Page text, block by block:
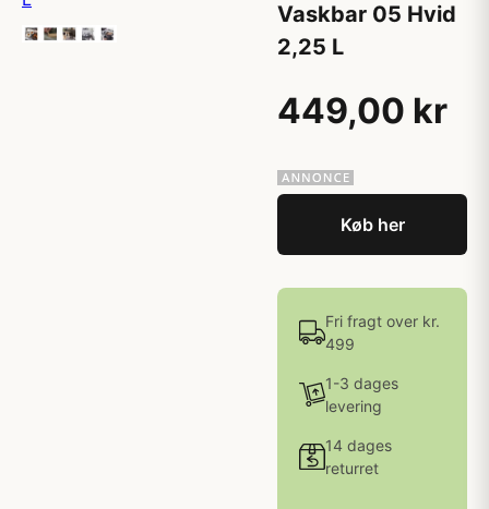
Vaskbar 05 Hvid
2,25 L
449,00 kr
Køb her
Fri fragt over kr.
499
1-3 dages
levering
14 dages
returret